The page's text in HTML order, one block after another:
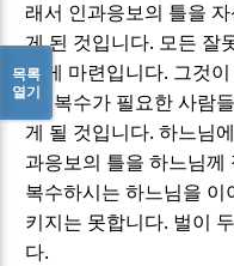
래서 인과응보의 틀을
게 된 것입니다. 모든 잘
있게 마련입니다. 그것
다
복수가 필요한 사람
게 될 것입니다.하느님
과응보의 틀을 하느님께
복수하시는 하느님을 이
키지는 못합니다. 벌이
다.
목록
열기